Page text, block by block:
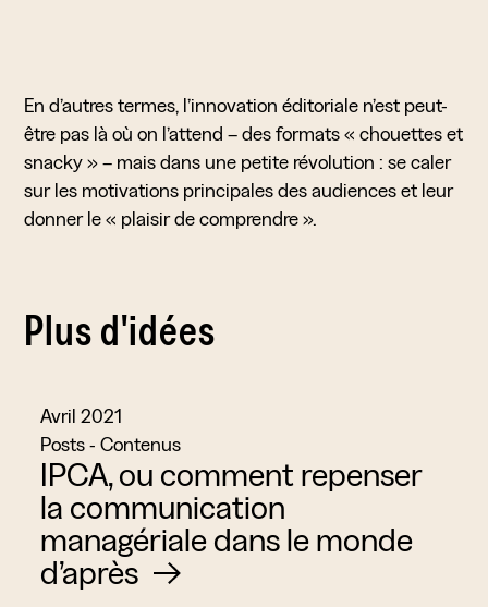
En d’autres termes, l’innovation éditoriale n’est peut-
être pas là où on l’attend – des formats « chouettes et
snacky » – mais dans une petite révolution : se caler
sur les motivations principales des audiences et leur
donner le « plaisir de comprendre ».
Plus d'idées
avril 2021
Posts - Contenus
IPCA, ou comment repenser
la communication
managériale dans le monde
d’après